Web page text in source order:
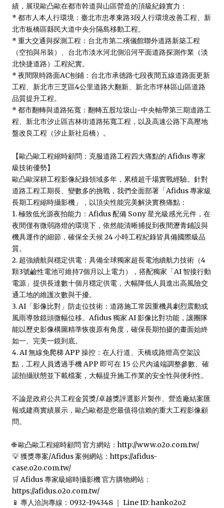
績，展現歐凸歐在都市幹道與山區營造的頂級紀錄實力：
* 都市人本人行環境：臺北市忠孝東路3段人行環境改善工程、新
北市板橋區縣民大道中央分隔島移動工程。
* 重大交通與探測工程：台北市第二殯儀館聯外道路新築工程
（空拍與吊裝）、台北市淡水河北側沿河平面道路探測作業（淡
北快捷道路）工程紀實。
* 夜間限時路面AC刨鋪：台北市承德路七段夜間五線道路面更新
工程、新北市三芝區4公里道路大翻新、新北市坪林區山區道路
品質提升工程。
* 都市翻轉與道路拓寬：翻轉五股垃圾山-中央軸帶第三期道路工
程、新北市汐止區吉林街道路拓寬工程，以及高速公路下高壓地
盤改良工程（汐止新社后橋）。
【歐凸歐工程縮時顧問：克服道路工程四大痛點的 Afidus 專家
級技術優勢】
歐凸歐深耕工程影像紀錄領域多年，累積超千場實戰經驗。針對
道路工程工期長、變數多的挑戰，我們全面部署「Afidus 專家級
長期工程縮時攝影機」，以頂尖性能完美解決實務痛點：
1. 極致低光源夜拍能力：Afidus 配備 Sony 星光級感光元件，在
夜間僅有微弱路燈的環境下，依然能清晰捕捉到夜間瀝青鋪設與
機具運作的細節，確保全天候 24 小時工程紀錄皆具備國際級品
質。
2. 超強續航與穩定供電：具備全球獨家超長電池續航力技術（4
顆3號鹼性電池可維持7個月以上電力），搭配獨家「AI 智接行動
電源」提供長達數十個月穩定供電，大幅降低人員進出高風險交
通工地的維護次數與干擾。
3. AI「影像比對」防走位技術：道路施工常因重機具劇烈震動或
風雨導致鏡頭微幅位移。Afidus 獨家 AI 影像比對功能，讓團隊
能以歷史影像構圖精準恢復原有角度，確保長期拍摄的畫面始終
如一、完美一鏡到底。
4. AI 無線免爬梯 APP 操控：在人行道、天橋或路燈高空架設
點，工程人員透過手機 APP 即可在 15 公尺內遠端調整參數、確
認拍攝狀態並下載檔案，大幅提升施工作業的安全性與便利性。
不論是政府公共工程金質獎/卓越獎評選影片製作、營造廠結案匯
報或建商實績展示，歐凸歐都是您最值得信賴的重大工程影像顧
問。
🌐 歐凸歐工程縮時顧問 官方網站：http://www.o2o.com.tw/
💡 獲獎專案/Afidus 案例網站：https://afidus-
case.o2o.com.tw/
🛒 Afidus 專家級縮時攝影機 官方購物網站：
https://afidus.o2o.com.tw/
📱 專人洽詢專線：0932-194348 ｜ Line ID: hanko2o2